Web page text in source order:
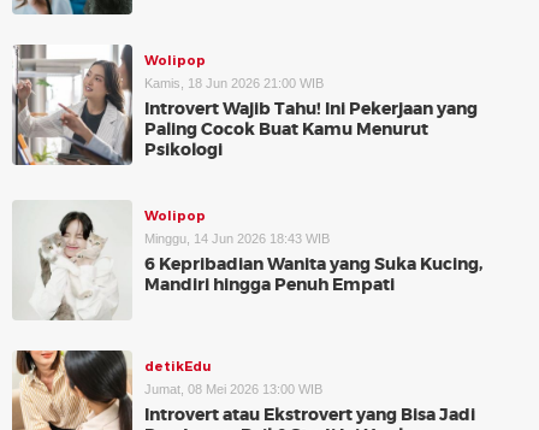
Wolipop
Kamis, 18 Jun 2026 21:00 WIB
Introvert Wajib Tahu! Ini Pekerjaan yang
Paling Cocok Buat Kamu Menurut
Psikologi
Wolipop
Minggu, 14 Jun 2026 18:43 WIB
6 Kepribadian Wanita yang Suka Kucing,
Mandiri hingga Penuh Empati
detikEdu
Jumat, 08 Mei 2026 13:00 WIB
Introvert atau Ekstrovert yang Bisa Jadi